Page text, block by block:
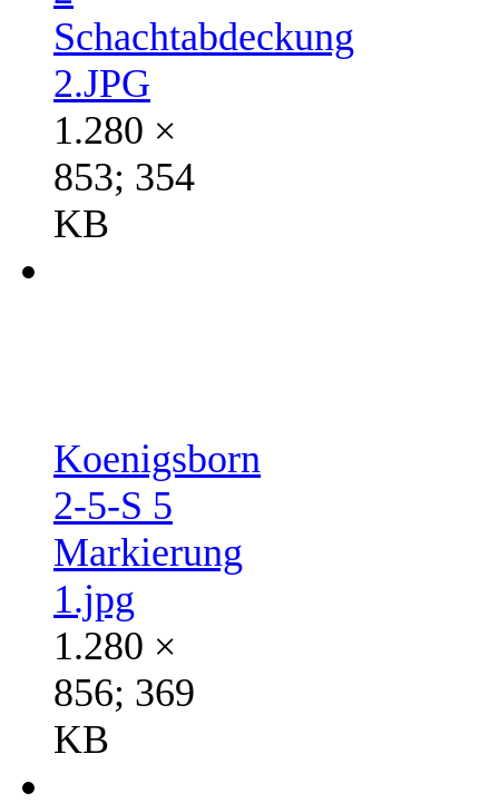
Schachtabdeckung
2.JPG
1.280 ×
853; 354
KB
Koenigsborn
2-5-S 5
Markierung
1.jpg
1.280 ×
856; 369
KB